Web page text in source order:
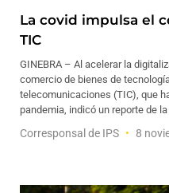
La covid impulsa el
TIC
GINEBRA – Al acelerar la
comercio de bienes de
telecomunicaciones (TIC), que
pandemia, indicó un reporte de
Corresponsal de IPS 8